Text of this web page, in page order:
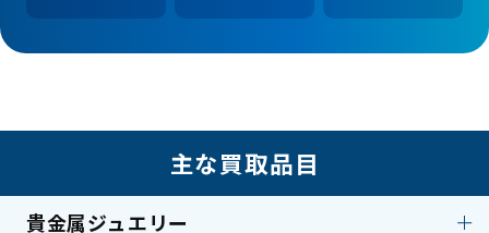
主な買取品目
貴金属ジュエリー